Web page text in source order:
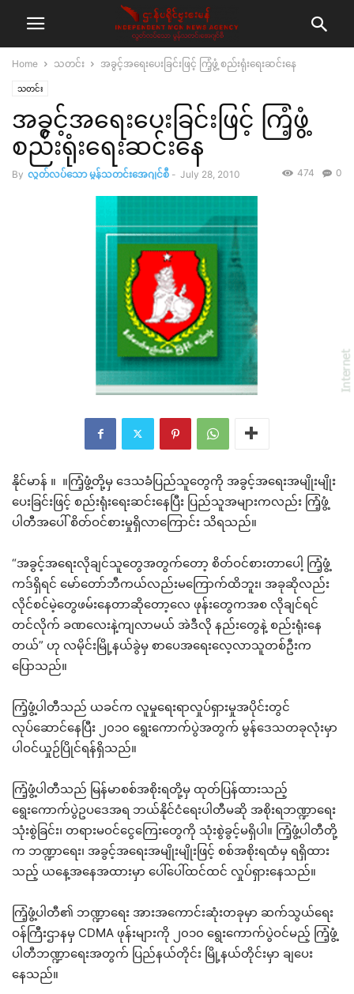
Home သတင်း အခွင့်အရေးပေးခြင်းဖြင့် ကြံ့ဖွံ့ စည်းရုံးရေးဆင်းနေ
သတင်း
အခွင့်အရေးပေးခြင်းဖြင့် ကြံ့ဖွံ့
စည်းရုံးရေးဆင်းနေ
By လွတ်လပ်သော မွန်သတင်းအေဂျင်စီ - July 28, 2010 0
474
နိုင်မာန် ။ ။ကြံ့ဖွံ့တို့မှ ဒေသခံပြည်သူတွေကို အခွင့်အရေးအမျိုးမျိုး
ပေးခြင်းဖြင့် စည်းရုံးရေးဆင်းနေပြီး ပြည်သူအများကလည်း ကြံ့ဖွံ့
ပါတီအပေါ် စိတ်ဝင်စားမှုရှိလာကြောင်း သိရသည်။
“အခွင့်အရေးလိုချင်သူတွေအတွက်တော့ စိတ်ဝင်စားတာပေါ့ ကြံ့ဖွံ့
ကဒ်ရှိရင် မော်တော်ဘီကယ်လည်းမကြောက်ထိဘူး၊ အခုဆိုလည်း
လိုင်စင်မဲ့တွေဖမ်းနေတာဆိုတော့လေ ဖုန်းတွေကအစ လိုချင်ရင်
တင်လိုက် ခဏလေးနဲ့ကျလာမယ် အဲဒီလို နည်းတွေနဲ့ စည်းရုံးနေ
တယ်” ဟု လမိုင်းမြို့နယ်ခွဲမှ စာပေအရေးလေ့လာသူတစ်ဦးက
ပြောသည်။
ကြံ့ဖွံ့ပါတီသည် ယခင်က လူမှုရေးရာလှုပ်ရှားမှုအပိုင်းတွင်
လုပ်ဆောင်နေပြီး ၂၀၁၀ ရွေးကောက်ပွဲအတွက် မွန်ဒေသတခုလုံးမှာ
ပါဝင်ယှုဉ်ပြိုင်ရန်ရှိသည်။
ကြံ့ဖွံ့ပါတီသည် မြန်မာစစ်အစိုးရတို့မှ ထုတ်ပြန်ထားသည့်
ရွေးကောက်ပွဲဥပဒေအရ ဘယ်နိုင်ငံရေးပါတီမဆို အစိုးရဘဏ္ဍာရေး
သုံးစွဲခြင်း၊ တရားမဝင်ငွေကြေးတွေကို သုံးစွဲခွင့်မရှိပါ။ ကြံ့ဖွံ့ပါတီတို့
က ဘဏ္ဍာရေး၊ အခွင့်အရေးအမျိုးမျိုးဖြင့် စစ်အစိုးရထံမှ ရရှိထား
သည့် ယနေ့အနေအထားမှာ ပေါ်ပေါ်ထင်ထင် လှုပ်ရှားနေသည်။
ကြံ့ဖွံ့ပါတီ၏ ဘဏ္ဍာရေး အားအကောင်းဆုံးတခုမှာ ဆက်သွယ်ရေး
ဝန်ကြီးဌာနမှ CDMA ဖုန်းများကို ၂၀၁၀ ရွေးကောက်ပွဲဝင်မည့် ကြံ့ဖွံ့
ပါတီဘဏ္ဍာရေးအတွက် ပြည်နယ်တိုင်း မြို့နယ်တိုင်းမှာ ချပေး
နေသည်။